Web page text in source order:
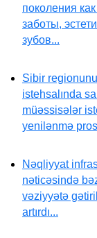
поколения
заботы,
зубов...
Sibir
istehsalında
müəssisələr
yenilənmə
Nəqliyyat
nəticəsində
vəziyyətə
artırdı...